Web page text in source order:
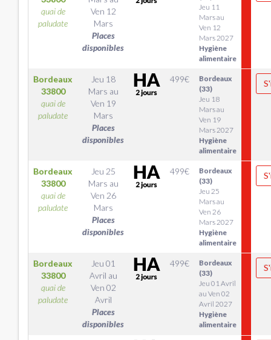
quai de
paludate
Ven 12
Mars
Places
disponibles
Jeu 11
Mars au
Ven 12
Mars 2027
Hygiène
alimentaire
Bordeaux
33800
quai de
paludate
Jeu 18
Mars au
Ven 19
Mars
Places
disponibles
499€
Bordeaux
(33)
Jeu 18
Mars au
Ven 19
Mars 2027
Hygiène
alimentaire
Bordeaux
33800
quai de
paludate
Jeu 25
Mars au
Ven 26
Mars
Places
disponibles
499€
Bordeaux
(33)
Jeu 25
Mars au
Ven 26
Mars 2027
Hygiène
alimentaire
Bordeaux
33800
quai de
paludate
Jeu 01
Avril au
Ven 02
Avril
Places
disponibles
499€
Bordeaux
(33)
Jeu 01 Avril
au Ven 02
Avril 2027
Hygiène
alimentaire